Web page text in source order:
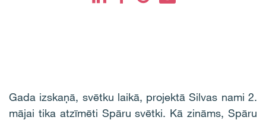
Gada izskaņā, svētku laikā, projektā Silvas nami 2.
mājai tika atzīmēti Spāru svētki. Kā zināms, Spāru